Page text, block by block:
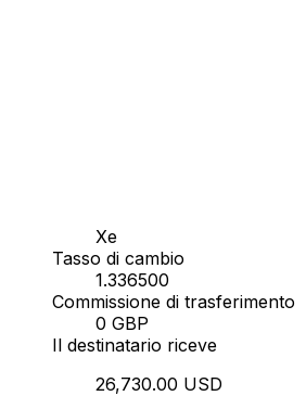
Xe
Tasso di cambio
1.336500
Commissione di trasferimento
0 GBP
Il destinatario riceve
26,730.00 USD